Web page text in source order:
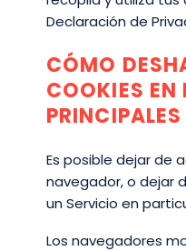
Declaración de
CÓMO
COOKIES EN
Es posible dejar de
navegador, o dejar
un Servicio en
Los navegadores